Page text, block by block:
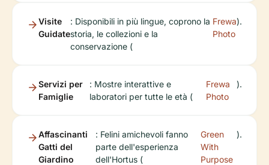
Visite
Guidate
: Disponibili in più lingue, coprono la
storia, le collezioni e la
conservazione (
Frewa
Photo
).
Servizi per
Famiglie
: Mostre interattive e
laboratori per tutte le età (
Frewa
Photo
).
Affascinanti
Gatti del
Giardino
: Felini amichevoli fanno
parte dell'esperienza
dell'Hortus (
Green
With
Purpose
).